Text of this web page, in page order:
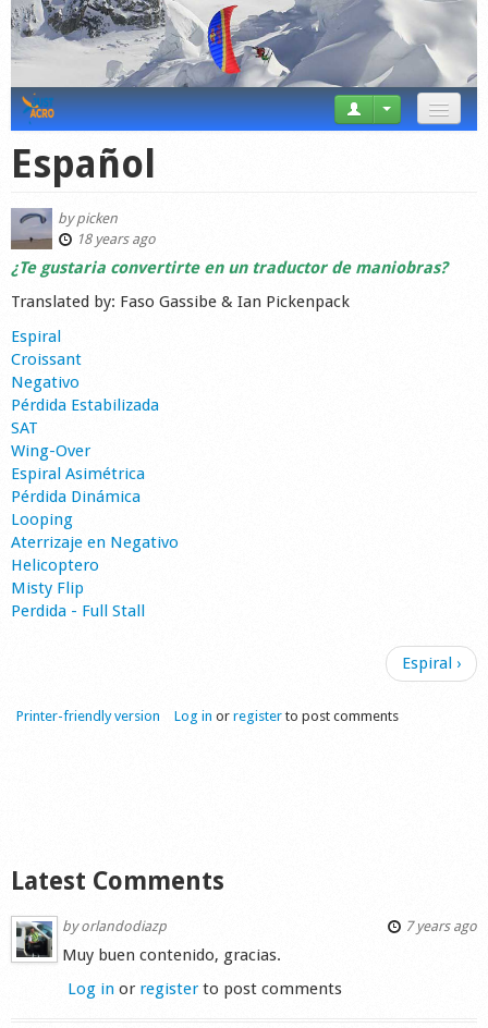
Tricks
Videos
Forum
Startplaces
Calendar
Market
Shop
Español
bypicken
18 years ago
¿Te gustaria convertirte en un traductor de maniobras?
Translated by: Faso Gassibe & Ian Pickenpack
Espiral
Croissant
Negativo
Pérdida Estabilizada
SAT
Wing-Over
Espiral Asimétrica
Pérdida Dinámica
Looping
Aterrizaje en Negativo
Helicoptero
Misty Flip
Perdida - Full Stall
Espiral ›
Printer-friendly version Log in or register to post comments
Latest Comments
byorlandodiazp 7 years ago
Muy buen contenido, gracias.
Log in or registerto post comments